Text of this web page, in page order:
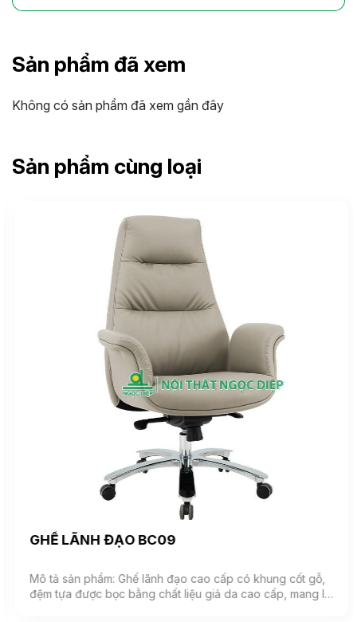
Sản phẩm đã xem
Không có sản phẩm đã xem gần đây
Sản phẩm cùng loại
GHẾ LÃNH ĐẠO BC09
Mô tả sản phẩm: Ghế lãnh đạo cao cấp có khung cốt gỗ,
đệm tựa được bọc bằng chất liệu giả da cao cấp, mang lại